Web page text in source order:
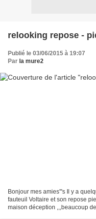
relooking repose -
Publié le 03/06/2015 à 19:07
Par la mure2
Bonjour mes amies'''s Il y a
fauteuil Voltaire et son repose
maison déception ,,,beaucoup